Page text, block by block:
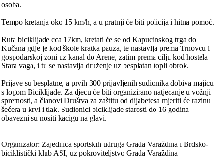
osoba.
Tempo kretanja oko 15 km/h, a u pratnji će biti policija i hitna pomoć.
Ruta biciklijade cca 17km, kretati će se od Kapucinskog trga do
Kučana gdje je kod škole kratka pauza, te nastavlja prema Trnovcu i
gospodarskoj zoni uz kanal do Arene, zatim prema cilju kod hostela
Stara vaga, i tu se nastavlja druženje uz besplatan topli obrok.
Prijave su besplatne, a prvih 300 prijavljenih sudionika dobiva majicu
s logom Biciklijade. Za djecu će biti organizirano natjecanje u vožnji
spretnosti, a članovi Društva za zaštitu od dijabetesa mjeriti će razinu
šećera u krvi i tlak. Sudionici biciklijade starosti do 16 godina
obavezni su nositi kacigu na glavi.
Organizator: Zajednica sportskih udruga Grada Varaždina i Brdsko-
biciklistički klub ASI, uz pokroviteljstvo Grada Varaždina